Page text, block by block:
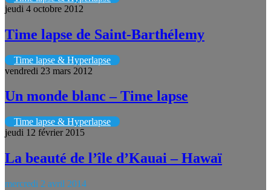
jeudi 4 octobre 2012
Time lapse de Saint-Barthélemy
Time lapse & Hyperlapse
vendredi 23 mars 2012
Un monde blanc – Time lapse
Time lapse & Hyperlapse
jeudi 12 février 2015
La beauté de l’île d’Kauai – Hawaï
mercredi 2 avril 2014